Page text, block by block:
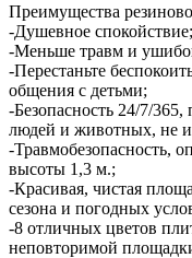
Преимущества
-Душевное спокойствие;
-Меньше травм и
-Перестаньте
общения с детьми;
-Безопасность 24/7/365,
людей и животных, не
-Травмобезопасность,
высоты 1,3 м.;
-Красивая, чистая
сезона и погодных
-8 отличных цветов
неповторимой